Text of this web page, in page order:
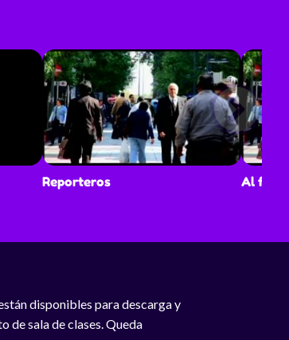
Reporteros Al fin
disponibles para descarga y
de sala de clases. Queda